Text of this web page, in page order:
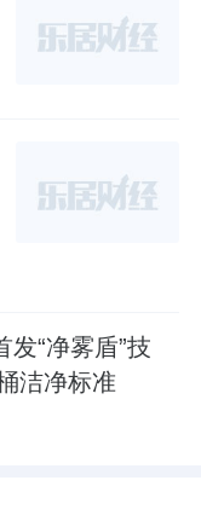
“净雾盾”技
洁净标准